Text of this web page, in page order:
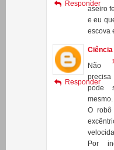
Ciência
pode
mesmo.
As
Responder